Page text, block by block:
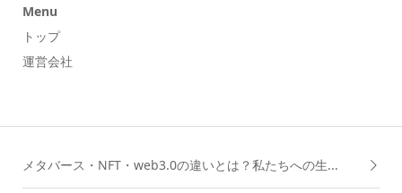
Menu
トップ
運営会社
メタバース・NFT・web3.0の違いとは？私たちへの生...